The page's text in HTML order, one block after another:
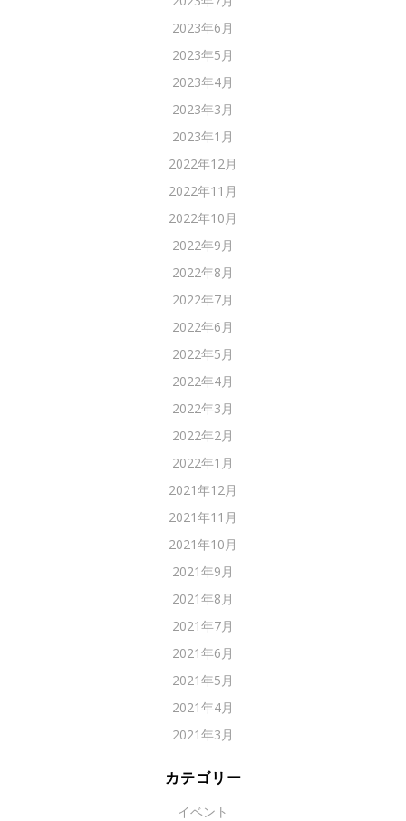
2023年6月
2023年5月
2023年4月
2023年3月
2023年1月
2022年12月
2022年11月
2022年10月
2022年9月
2022年8月
2022年7月
2022年6月
2022年5月
2022年4月
2022年3月
2022年2月
2022年1月
2021年12月
2021年11月
2021年10月
2021年9月
2021年8月
2021年7月
2021年6月
2021年5月
2021年4月
2021年3月
カテゴリー
イベント